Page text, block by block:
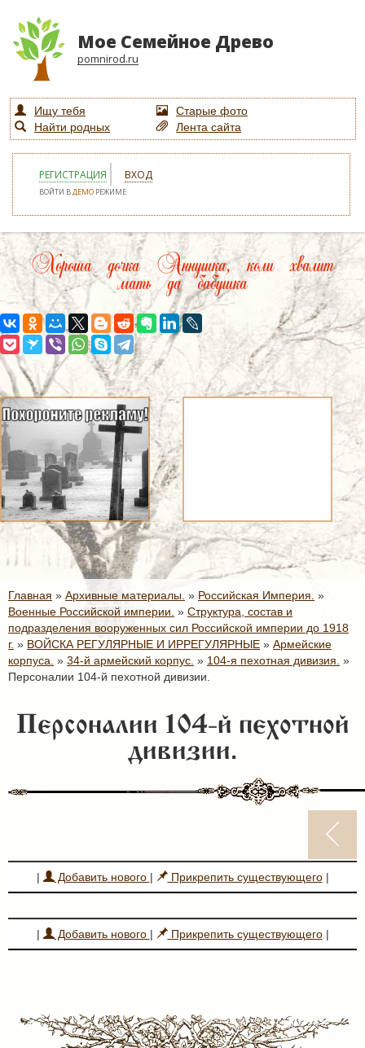
Мое Семейное Древо
pomnirod.ru
Ищу тебя
Старые фото
Найти родных
Лента сайта
РЕГИСТРАЦИЯ ВХОД
ВОЙТИ ВДЕМО РЕЖИМЕ
Хороша дочка Аннушка, коли хвалит
мать да бабушка
Главная » Архивные материалы. » Российская Империя. »
Военные Российской империи. » Структура, состав и
подразделения вооруженных сил Российской империи до 1918
г. » ВОЙСКА РЕГУЛЯРНЫЕ И ИРРЕГУЛЯРНЫЕ » Армейские
корпуса. » 34-й армейский корпус. » 104-я пехотная дивизия. »
Персоналии 104-й пехотной дивизии.
Персоналии 104-й пехотной
дивизии.
| Добавить нового | Прикрепить существующего|
| Добавить нового | Прикрепить существующего|